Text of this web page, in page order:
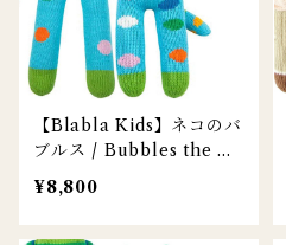
【Blabla Kids】ネコのバ
ブルス / Bubbles the Ca
t
¥8,800